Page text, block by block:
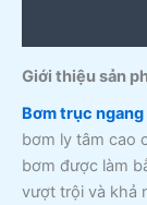
Giới thiệu sản
Bơm trục ngang
bơm ly tâm cao
bơm được làm
vượt trội và khả